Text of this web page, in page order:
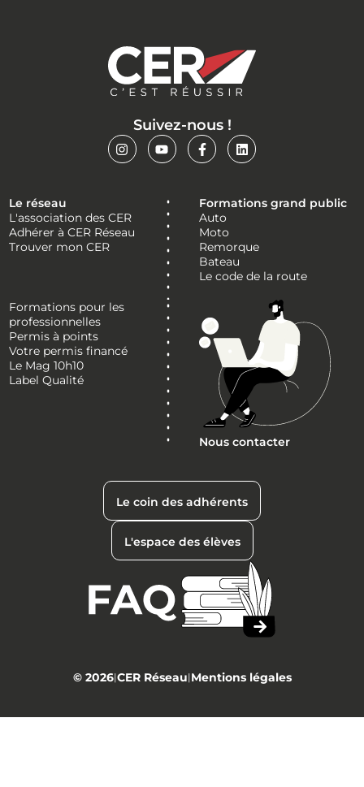
Suivez-nous !
Le réseau
L'association des CER
Adhérer à CER Réseau
Trouver mon CER
Formations grand public
Auto
Moto
Remorque
Bateau
Le code de la route
Formations pour les
professionnelles
Permis à points
Votre permis financé
Le Mag 10h10
Label Qualité
Nous contacter
Le coin des adhérents
L'espace des élèves
© 2026|CER Réseau|Mentions légales